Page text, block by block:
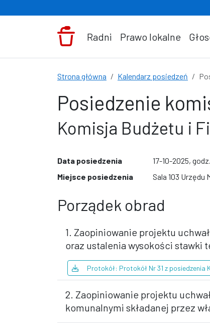
Radni Prawo lokalne
Strona główna Kalendarz posiedzeń
Posiedzenie
Komisja Budżetu i
Data posiedzenia
17-10-2025,
Miejsce posiedzenia
Sala 103 Urzędu
Porządek obrad
1. Zaopiniowanie projektu
oraz ustalenia wysokości stawki
Protokół: Protokół Nr 31 z posiedzenia
2. Zaopiniowanie projektu
komunalnymi składanej przez